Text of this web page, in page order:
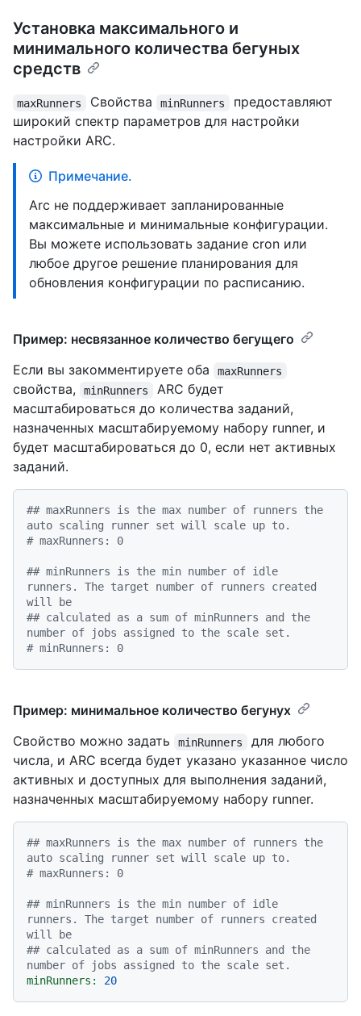
Установка максимального и
минимального количества бегуных
средств
maxRunners Свойства minRunners
предоставляют
широкий спектр параметров для настройки
настройки ARC.
Примечание.
Arc не поддерживает запланированные
максимальные и минимальные конфигурации.
Вы можете использовать задание cron или
любое другое решение планирования для
обновления конфигурации по расписанию.
Пример: несвязанное количество бегущего
Если вы закомментируете оба
maxRunners
свойства, minRunners
ARC будет
масштабироваться до количества заданий,
назначенных масштабируемому набору runner, и
будет масштабироваться до 0, если нет активных
заданий.
## maxRunners is the max number of runners the
auto scaling runner set will scale up to.
# maxRunners: 0
## minRunners is the min number of idle
runners. The target number of runners created
will be
## calculated as a sum of minRunners and the
number of jobs assigned to the scale set.
# minRunners: 0
Пример: минимальное количество бегунух
Свойство можно задать
minRunners
для любого
числа, и ARC всегда будет указано указанное число
активных и доступных для выполнения заданий,
назначенных масштабируемому набору runner.
## maxRunners is the max number of runners the
auto scaling runner set will scale up to.
# maxRunners: 0
## minRunners is the min number of idle
runners. The target number of runners created
will be
## calculated as a sum of minRunners and the
number of jobs assigned to the scale set.
minRunners:
20